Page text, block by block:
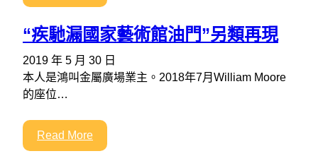
“疾馳漏國家藝術館油門”另類再現
2019 年 5 月 30 日
本人是鴻叫金屬廣場業主。2018年7月William Moore
的座位…
Read More